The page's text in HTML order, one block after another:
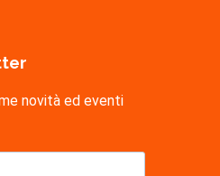
novità ed eventi